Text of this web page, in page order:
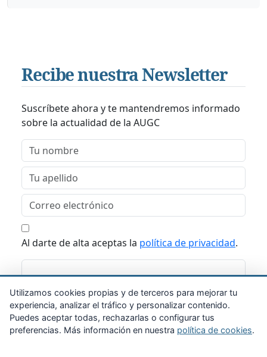
Recibe nuestra Newsletter
Suscríbete ahora y te mantendremos informado
sobre la actualidad de la AUGC
Al darte de alta aceptas la política de privacidad.
Suscribirme
Utilizamos cookies propias y de terceros para mejorar tu
experiencia, analizar el tráfico y personalizar contenido.
Puedes aceptar todas, rechazarlas o configurar tus
preferencias. Más información en nuestra política de cookies.